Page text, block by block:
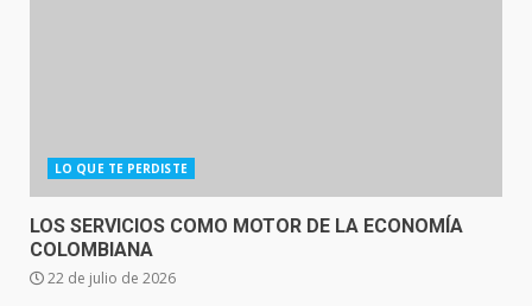
LO QUE TE PERDISTE
LOS SERVICIOS COMO MOTOR DE LA ECONOMÍA
COLOMBIANA
22 de julio de 2026